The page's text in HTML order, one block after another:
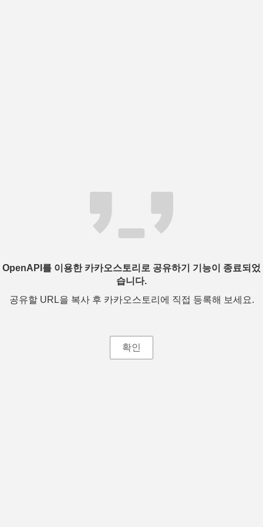
OpenAPI를 이용한 카카오스토리로 공유하기 기능이 종료되었
습니다.
공유할 URL을 복사 후 카카오스토리에 직접 등록해 보세요.
확인